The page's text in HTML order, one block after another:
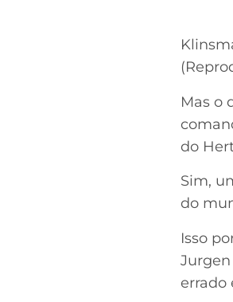
Mas o
do
Sim,
do
Isso
errado